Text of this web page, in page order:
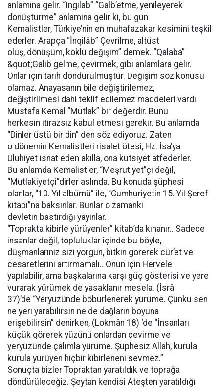
anlamına gelir. “Ingılab” “Galb’etme, yenileyerek
dönüştürme” anlamına gelir ki, bu gün
Kemalistler, Türkiye’nin en muhafazakar kesimini teşkil
ederler. Arapça “İnqilāb” Çevrilme, altüst
oluş, dönüşüm, köklü değişim” demek. “Qalaba”
&quot;Galib gelme, çevirmek, gibi anlamlara gelir.
Onlar için tarih dondurulmuştur. Değişim söz konusu
olamaz. Anayasanın bile değiştirilemez,
değiştirilmesi dahi teklif edilemez maddeleri vardı.
Mustafa Kemal “Mutlak” bir değerdir. Bunu
herkesin itirazsız kabul etmesi gerekir. Bu anlamda
“Dinler üstü bir din” den söz ediyoruz. Zaten
o dönemin Kemalistleri risalet ötesi, Hz. İsa’ya
Uluhiyet isnat eden akılla, ona kutsiyet atfederler.
Bu anlamda Kemalistler, “Meşrutiyet”çi değil,
“Mutlakiyetçi”dirler aslında. Bu konuda şüphesi
olanlar, “10. Yıl albümü” ile, “Cumhuriyetin 15. Yıl Şeref
kitabı”na baksınlar. Bunlar o zamanki
devletin bastırdığı yayınlar.
“Toprakta kibirle yürüyenler” kitab’da kınanır.. Sadece
insanlar değil, topluluklar içinde bu böyle,
düşmanlarınız sizi yorgun, bitkin görerek cür’et ve
cesaretlerini artırmamalı.. Onun için Hervele
yapılabilir, ama başkalarına karşı güç gösterisi ve yere
vurarak yürümek de yasaklanır mesela. (İsrâ
37)’de “Yeryüzünde böbürlenerek yürüme. Çünkü sen
ne yeri yarabilirsin ne de dağların boyuna
erişebilirsin” denirken, (Lokmân 18) ‘de “İnsanları
küçük görerek yüzünü onlardan çevirme ve
yeryüzünde çalımla yürüme. Şüphesiz Allah, kurula
kurula yürüyen hiçbir kibirleneni sevmez.”
Sonuçta bizler Topraktan yaratıldık ve toprağa
döndürüleceğiz. Şeytan kendisi Ateşten yaratıldığı